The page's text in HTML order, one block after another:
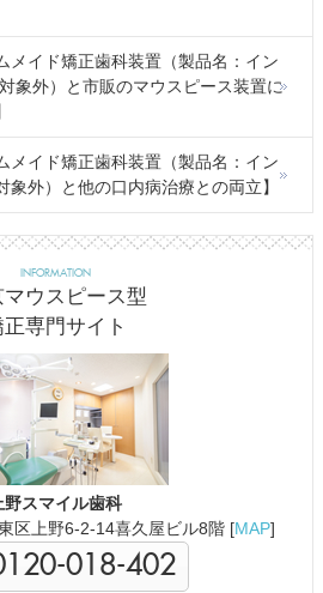
メイド矯正歯科装置（製品名：イン
象外）と市販のマウスピース装置に
メイド矯正歯科装置（製品名：イン
象外）と他の口内病治療との両立】
INFORMATION
ウスピース型
正専門サイト
野スマイル歯科
区上野6-2-14喜久屋ビル8階 [MAP]
018-402